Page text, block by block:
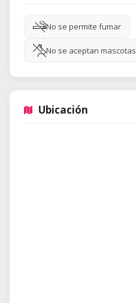
No se permite fumar
No se aceptan mascotas
Ubicación